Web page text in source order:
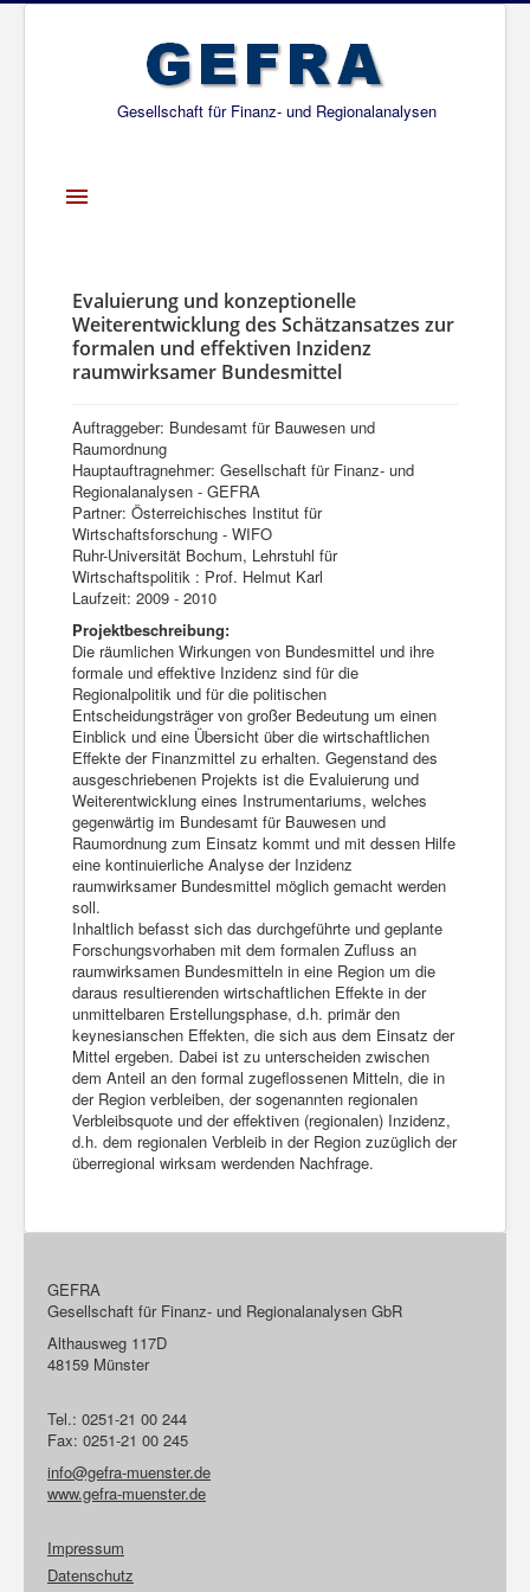
Gesellschaft für Finanz- und Regionalanalysen
Toggle
Über uns
Projekte
Publikationen
Gesellschafter
Netzwerk
Evaluierung und konzeptionelle
Weiterentwicklung des Schätzansatzes zur
formalen und effektiven Inzidenz
raumwirksamer Bundesmittel
Auftraggeber: Bundesamt für Bauwesen und
Raumordnung
Hauptauftragnehmer: Gesellschaft für Finanz- und
Regionalanalysen - GEFRA
Partner: Österreichisches Institut für
Wirtschaftsforschung - WIFO
Ruhr-Universität Bochum, Lehrstuhl für
Wirtschaftspolitik : Prof. Helmut Karl
Laufzeit: 2009 - 2010
Projektbeschreibung:
Die räumlichen Wirkungen von Bundesmittel und ihre
formale und effektive Inzidenz sind für die
Regionalpolitik und für die politischen
Entscheidungsträger von großer Bedeutung um einen
Einblick und eine Übersicht über die wirtschaftlichen
Effekte der Finanzmittel zu erhalten. Gegenstand des
ausgeschriebenen Projekts ist die Evaluierung und
Weiterentwicklung eines Instrumentariums, welches
gegenwärtig im Bundesamt für Bauwesen und
Raumordnung zum Einsatz kommt und mit dessen Hilfe
eine kontinuierliche Analyse der Inzidenz
raumwirksamer Bundesmittel möglich gemacht werden
soll.
Inhaltlich befasst sich das durchgeführte und geplante
Forschungsvorhaben mit dem formalen Zufluss an
raumwirksamen Bundesmitteln in eine Region um die
daraus resultierenden wirtschaftlichen Effekte in der
unmittelbaren Erstellungsphase, d.h. primär den
keynesianschen Effekten, die sich aus dem Einsatz der
Mittel ergeben. Dabei ist zu unterscheiden zwischen
dem Anteil an den formal zugeflossenen Mitteln, die in
der Region verbleiben, der sogenannten regionalen
Verbleibsquote und der effektiven (regionalen) Inzidenz,
d.h. dem regionalen Verbleib in der Region zuzüglich der
überregional wirksam werdenden Nachfrage.
GEFRA
Gesellschaft für Finanz- und Regionalanalysen GbR
Althausweg 117D
48159 Münster
Tel.: 0251-21 00 244
Fax: 0251-21 00 245
info@gefra-muenster.de
www.gefra-muenster.de
Impressum
Datenschutz